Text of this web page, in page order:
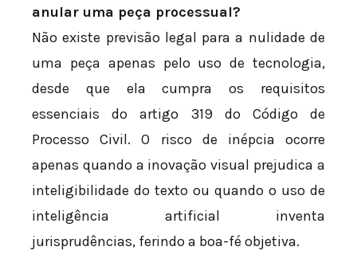
anular uma peça processual?
Não existe previsão legal para a nulidade de
uma peça apenas pelo uso de tecnologia,
desde que ela cumpra os requisitos
essenciais do artigo 319 do Código de
Processo Civil. O risco de inépcia ocorre
apenas quando a inovação visual prejudica a
inteligibilidade do texto ou quando o uso de
inteligência artificial inventa
jurisprudências, ferindo a boa-fé objetiva.